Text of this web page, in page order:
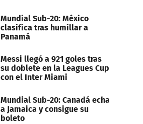
Mundial Sub-20: México
clasifica tras humillar a
Panamá
Messi llegó a 921 goles tras
su doblete en la Leagues Cup
con el Inter Miami
Mundial Sub-20: Canadá echa
a Jamaica y consigue su
boleto